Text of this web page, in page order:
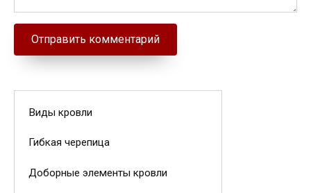
Виды кровли
Гибкая черепица
Доборные элементы кровли